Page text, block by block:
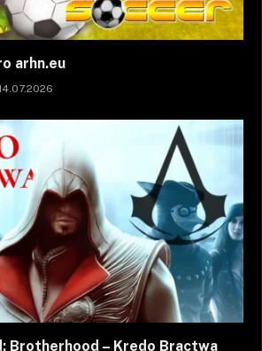
arhn.eu
Brotherhood – Kredo Bractwa